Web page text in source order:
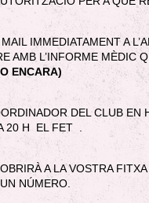
IMMEDIATAMENT A
AMB L’INFORME MÈDIC
ENCARA)
DEL CLUB EN
20 H EL FET .
A LA VOSTRA
NÚMERO.